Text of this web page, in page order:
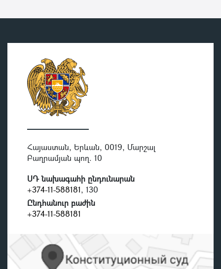
Հայաստան, Երևան, 0019, Մարշալ
Բաղրամյան պող. 10
ՍԴ նախագահի ընդունարան
+374-11-588181, 130
Ընդհանուր բաժին
+374-11-588181